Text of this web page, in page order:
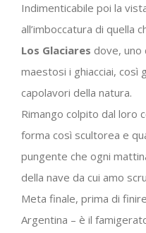
Indimenticabile poi la
all’imboccatura di quella
Los Glaciares dove, uno
maestosi i ghiacciai, così
capolavori della natura.
Rimango colpito dal loro
forma così scultorea e
pungente che ogni
della nave da cui amo
Meta finale, prima di
Argentina – è il